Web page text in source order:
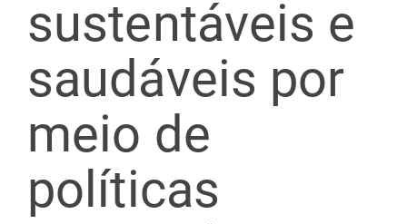
sustentáveis e
saudáveis por
meio de
políticas